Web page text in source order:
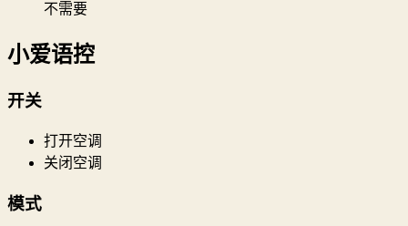
不需要
小爱语控
开关
打开空调
关闭空调
模式